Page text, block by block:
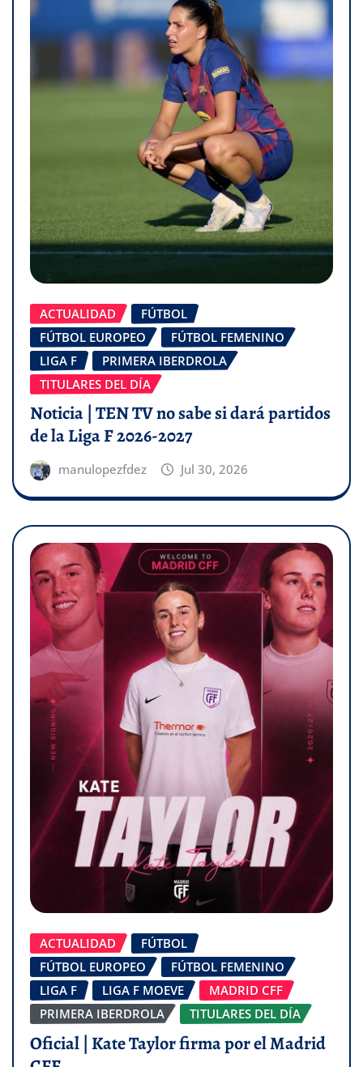
ACTUALIDAD
FÚTBOL
FÚTBOL EUROPEO
FÚTBOL FEMENINO
LIGA F
PRIMERA IBERDROLA
TITULARES DEL DÍA
Noticia | TEN TV no sabe si dará partidos
de la Liga F 2026-2027
manulopezfdez Jul 30, 2026
ACTUALIDAD
FÚTBOL
FÚTBOL EUROPEO
FÚTBOL FEMENINO
LIGA F
LIGA F MOEVE
MADRID CFF
PRIMERA IBERDROLA
TITULARES DEL DÍA
Oficial | Kate Taylor firma por el Madrid